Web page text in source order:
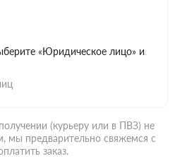
«Юридическое лицо» и
(курьеру или в ПВЗ) не
мы предварительно свяжемся с
заказ.